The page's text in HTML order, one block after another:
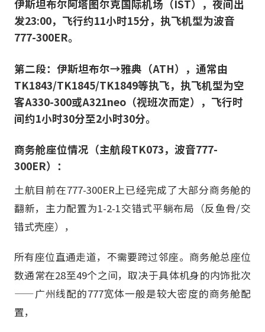
伊斯坦布尔阿塔图尔克国际机场（IST），夜间出
发23:00，飞行约11小时15分，执飞机型为波音
777-300ER。
第二段：伊斯坦布尔→雅典（ATH），通常由
TK1843/TK1845/TK1849等执飞，执飞机型为空
客A330-300或A321neo（视班次而定），飞行时
间约1小时30分至2小时30分。
商务舱座位情况（主航段TK073，波音777-
300ER）：
土航目前在777-300ER上已经完成了大部分商务舱的
翻新，主力配置为1-2-1交错式平躺布局（反鱼骨/交
错式壳座），
所有座位直通走道，不需要跨过邻座。商务舱总座位
数通常在28至49个之间，取决于具体机身的内饰批次
——广州线配的777宽体一般是较大密度的商务舱配
置，